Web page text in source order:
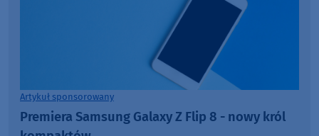
Artykuł sponsorowany
Premiera Samsung Galaxy Z Flip 8 - nowy król